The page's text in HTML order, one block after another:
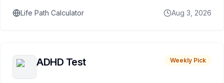
Life Path Calculator Aug 3, 2026
ADHD Test Weekly Pick